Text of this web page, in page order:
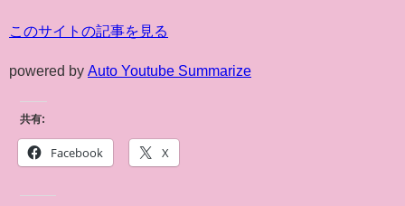
このサイトの記事を見る
powered by Auto Youtube Summarize
共有:
Facebook X